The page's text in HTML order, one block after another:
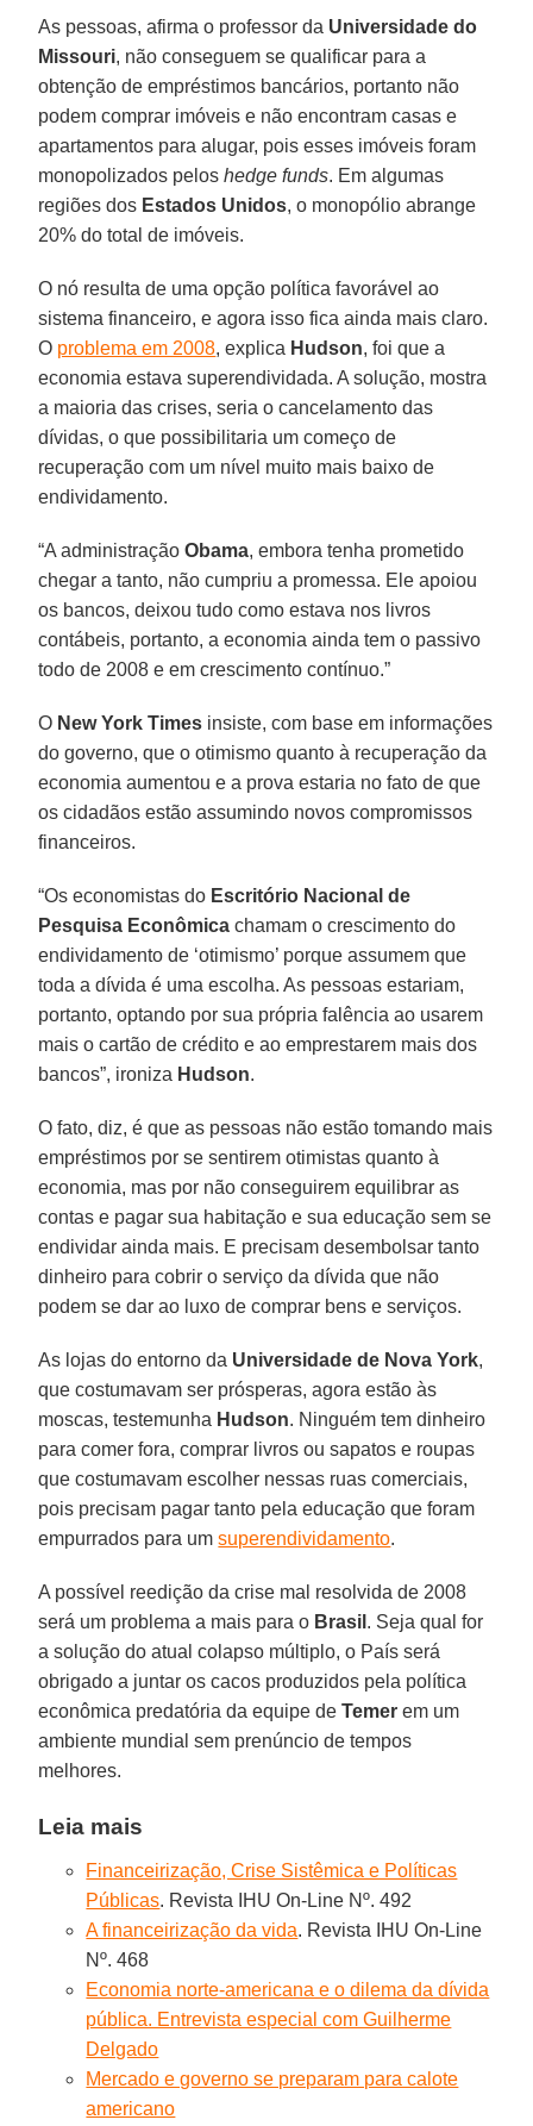
As pessoas, afirma o professor da Universidade do
Missouri, não conseguem se qualificar para a
obtenção de empréstimos bancários, portanto não
podem comprar imóveis e não encontram casas e
apartamentos para alugar, pois esses imóveis foram
monopolizados peloshedge funds. Em algumas
regiões dos Estados Unidos, o monopólio abrange
20% do total de imóveis.
O nó resulta de uma opção política favorável ao
sistema financeiro, e agora isso fica ainda mais claro.
O problema em 2008, explica Hudson, foi que a
economia estava superendividada. A solução, mostra
a maioria das crises, seria o cancelamento das
dívidas, o que possibilitaria um começo de
recuperação com um nível muito mais baixo de
endividamento.
“A administraçãoObama, embora tenha prometido
chegar a tanto, não cumpriu a promessa. Ele apoiou
os bancos, deixou tudo como estava nos livros
contábeis, portanto, a economia ainda tem o passivo
todo de 2008 e em crescimento contínuo.”
O New York Times insiste, com base em informações
do governo, que o otimismo quanto à recuperação da
economia aumentou e a prova estaria no fato de que
os cidadãos estão assumindo novos compromissos
financeiros.
“Os economistas do Escritório Nacional de
Pesquisa Econômica chamam o crescimento do
endividamento de ‘otimismo’ porque assumem que
toda a dívida é uma escolha. As pessoas estariam,
portanto, optando por sua própria falência ao usarem
mais o cartão de crédito e ao emprestarem mais dos
bancos”, ironiza Hudson.
O fato, diz, é que as pessoas não estão tomando mais
empréstimos por se sentirem otimistas quanto à
economia, mas por não conseguirem equilibrar as
contas e pagar sua habitação e sua educação sem se
endividar ainda mais. E precisam desembolsar tanto
dinheiro para cobrir o serviço da dívida que não
podem se dar ao luxo de comprar bens e serviços.
As lojas do entorno da Universidade de Nova York,
que costumavam ser prósperas, agora estão às
moscas, testemunha Hudson. Ninguém tem dinheiro
para comer fora, comprar livros ou sapatos e roupas
que costumavam escolher nessas ruas comerciais,
pois precisam pagar tanto pela educação que foram
empurrados para umsuperendividamento.
A possível reedição da crise mal resolvida de 2008
será um problema a mais para o Brasil . Seja qual for
a solução do atual colapso múltiplo, o País será
obrigado a juntar os cacos produzidos pela política
econômica predatória da equipe deTemer em um
ambiente mundial sem prenúncio de tempos
melhores.
Leia mais
Financeirização, Crise Sistêmica e Políticas
Públicas. Revista IHU On-Line Nº. 492
A financeirização da vida. Revista IHU On-Line
Nº. 468
Economia norte-americana e o dilema da dívida
pública. Entrevista especial com Guilherme
Delgado
Mercado e governo se preparam para calote
americano